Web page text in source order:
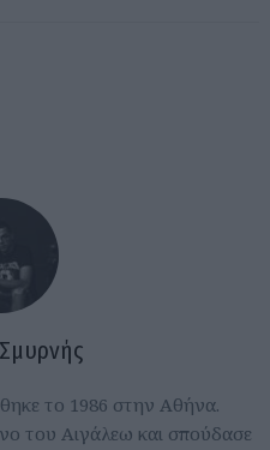
το 1986 στην Αθήνα.
του Αιγάλεω και σπούδασε